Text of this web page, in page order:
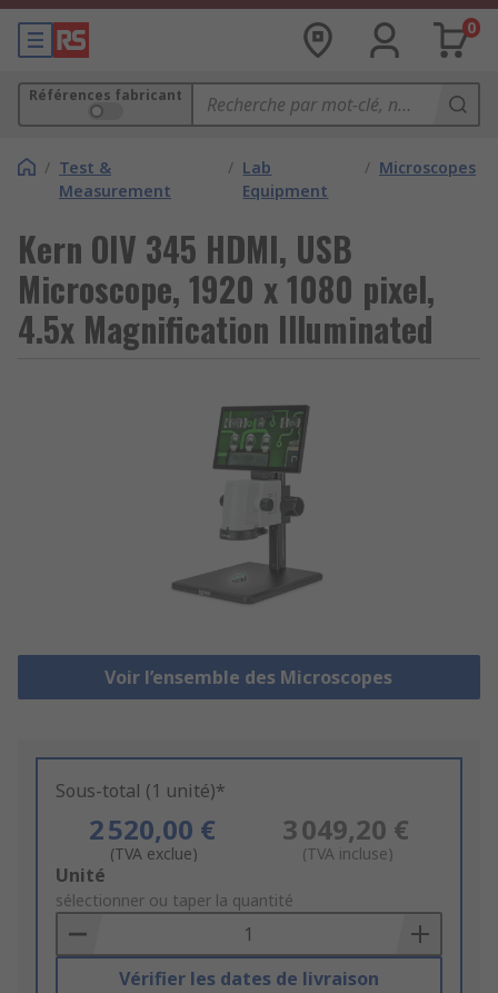
0
Références fabricant
/ Test &
Measurement
/ Lab
Equipment
/ Microscopes
Kern OIV 345 HDMI, USB
Microscope, 1920 x 1080 pixel,
4.5x Magnification Illuminated
Voir l’ensemble des Microscopes
Sous-total (1 unité)*
2 520,00 €
(TVA exclue)
3 049,20 €
(TVA incluse)
Add
to
Basket
Unité
sélectionner ou taper la quantité
Vérifier les dates de livraison